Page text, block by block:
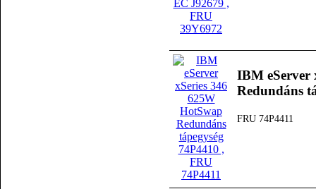
IBM eServer
Redundáns
FRU 74P4411